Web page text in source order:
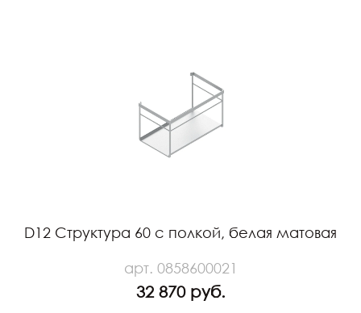
D12 Структура 60 с полкой, белая матовая
арт. 0858600021
32 870 руб.